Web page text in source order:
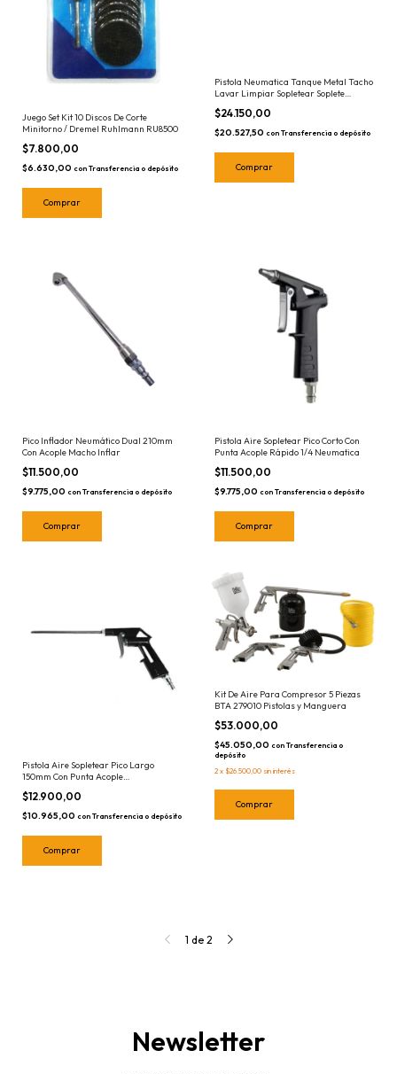
Juego Set Kit 10 Discos De Corte
Minitorno / Dremel Ruhlmann RU8500
$7.800,00
$6.630,00 con Transferencia o depósito
Pistola Neumatica Tanque Metal Tacho
Lavar Limpiar Sopletear Soplete
Metalica
$24.150,00
$20.527,50 con Transferencia o depósito
Pico Inflador Neumático Dual 210mm
Con Acople Macho Inflar
$11.500,00
$9.775,00 con Transferencia o depósito
Pistola Aire Sopletear Pico Corto Con
Punta Acople Rápido 1/4 Neumatica
$11.500,00
$9.775,00 con Transferencia o depósito
Pistola Aire Sopletear Pico Largo
150mm Con Punta Acople
Desempolvadora Carburista
Neumatica
$12.900,00
$10.965,00 con Transferencia o depósito
Kit De Aire Para Compresor 5 Piezas
BTA 279010 Pistolas y Manguera
$53.000,00
$45.050,00 con Transferencia o
depósito
2 x $26.500,00 sin interés
1 de 2
Newsletter